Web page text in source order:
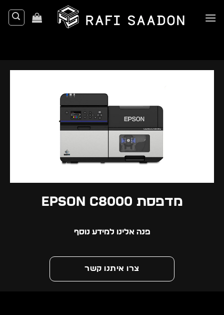
to
מדפסת Epson C8000
פנה אלינו למידע נוסף
צרו איתנו קשר